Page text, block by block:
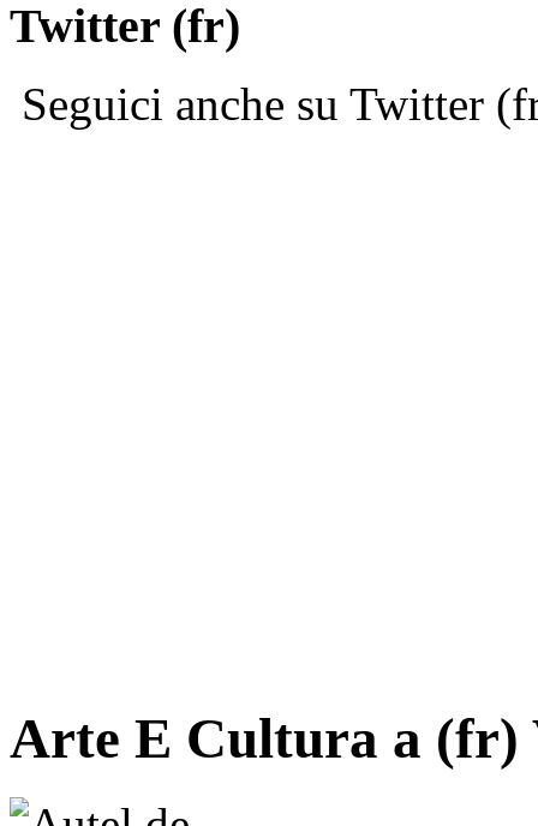
Twitter (fr)
Seguici anche su Twitter
Arte E Cultura a (fr)